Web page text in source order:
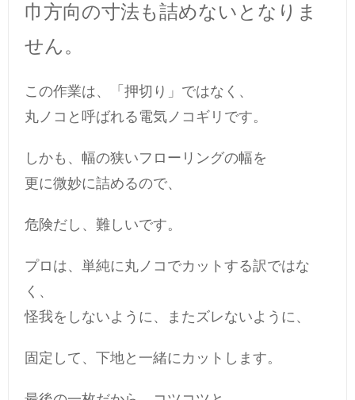
巾方向の寸法も詰めないとなりま
せん。
この作業は、「押切り」ではなく、
丸ノコと呼ばれる電気ノコギリです。
しかも、幅の狭いフローリングの幅を
更に微妙に詰めるので、
危険だし、難しいです。
プロは、単純に丸ノコでカットする訳ではな
く、
怪我をしないように、またズレないように、
固定して、下地と一緒にカットします。